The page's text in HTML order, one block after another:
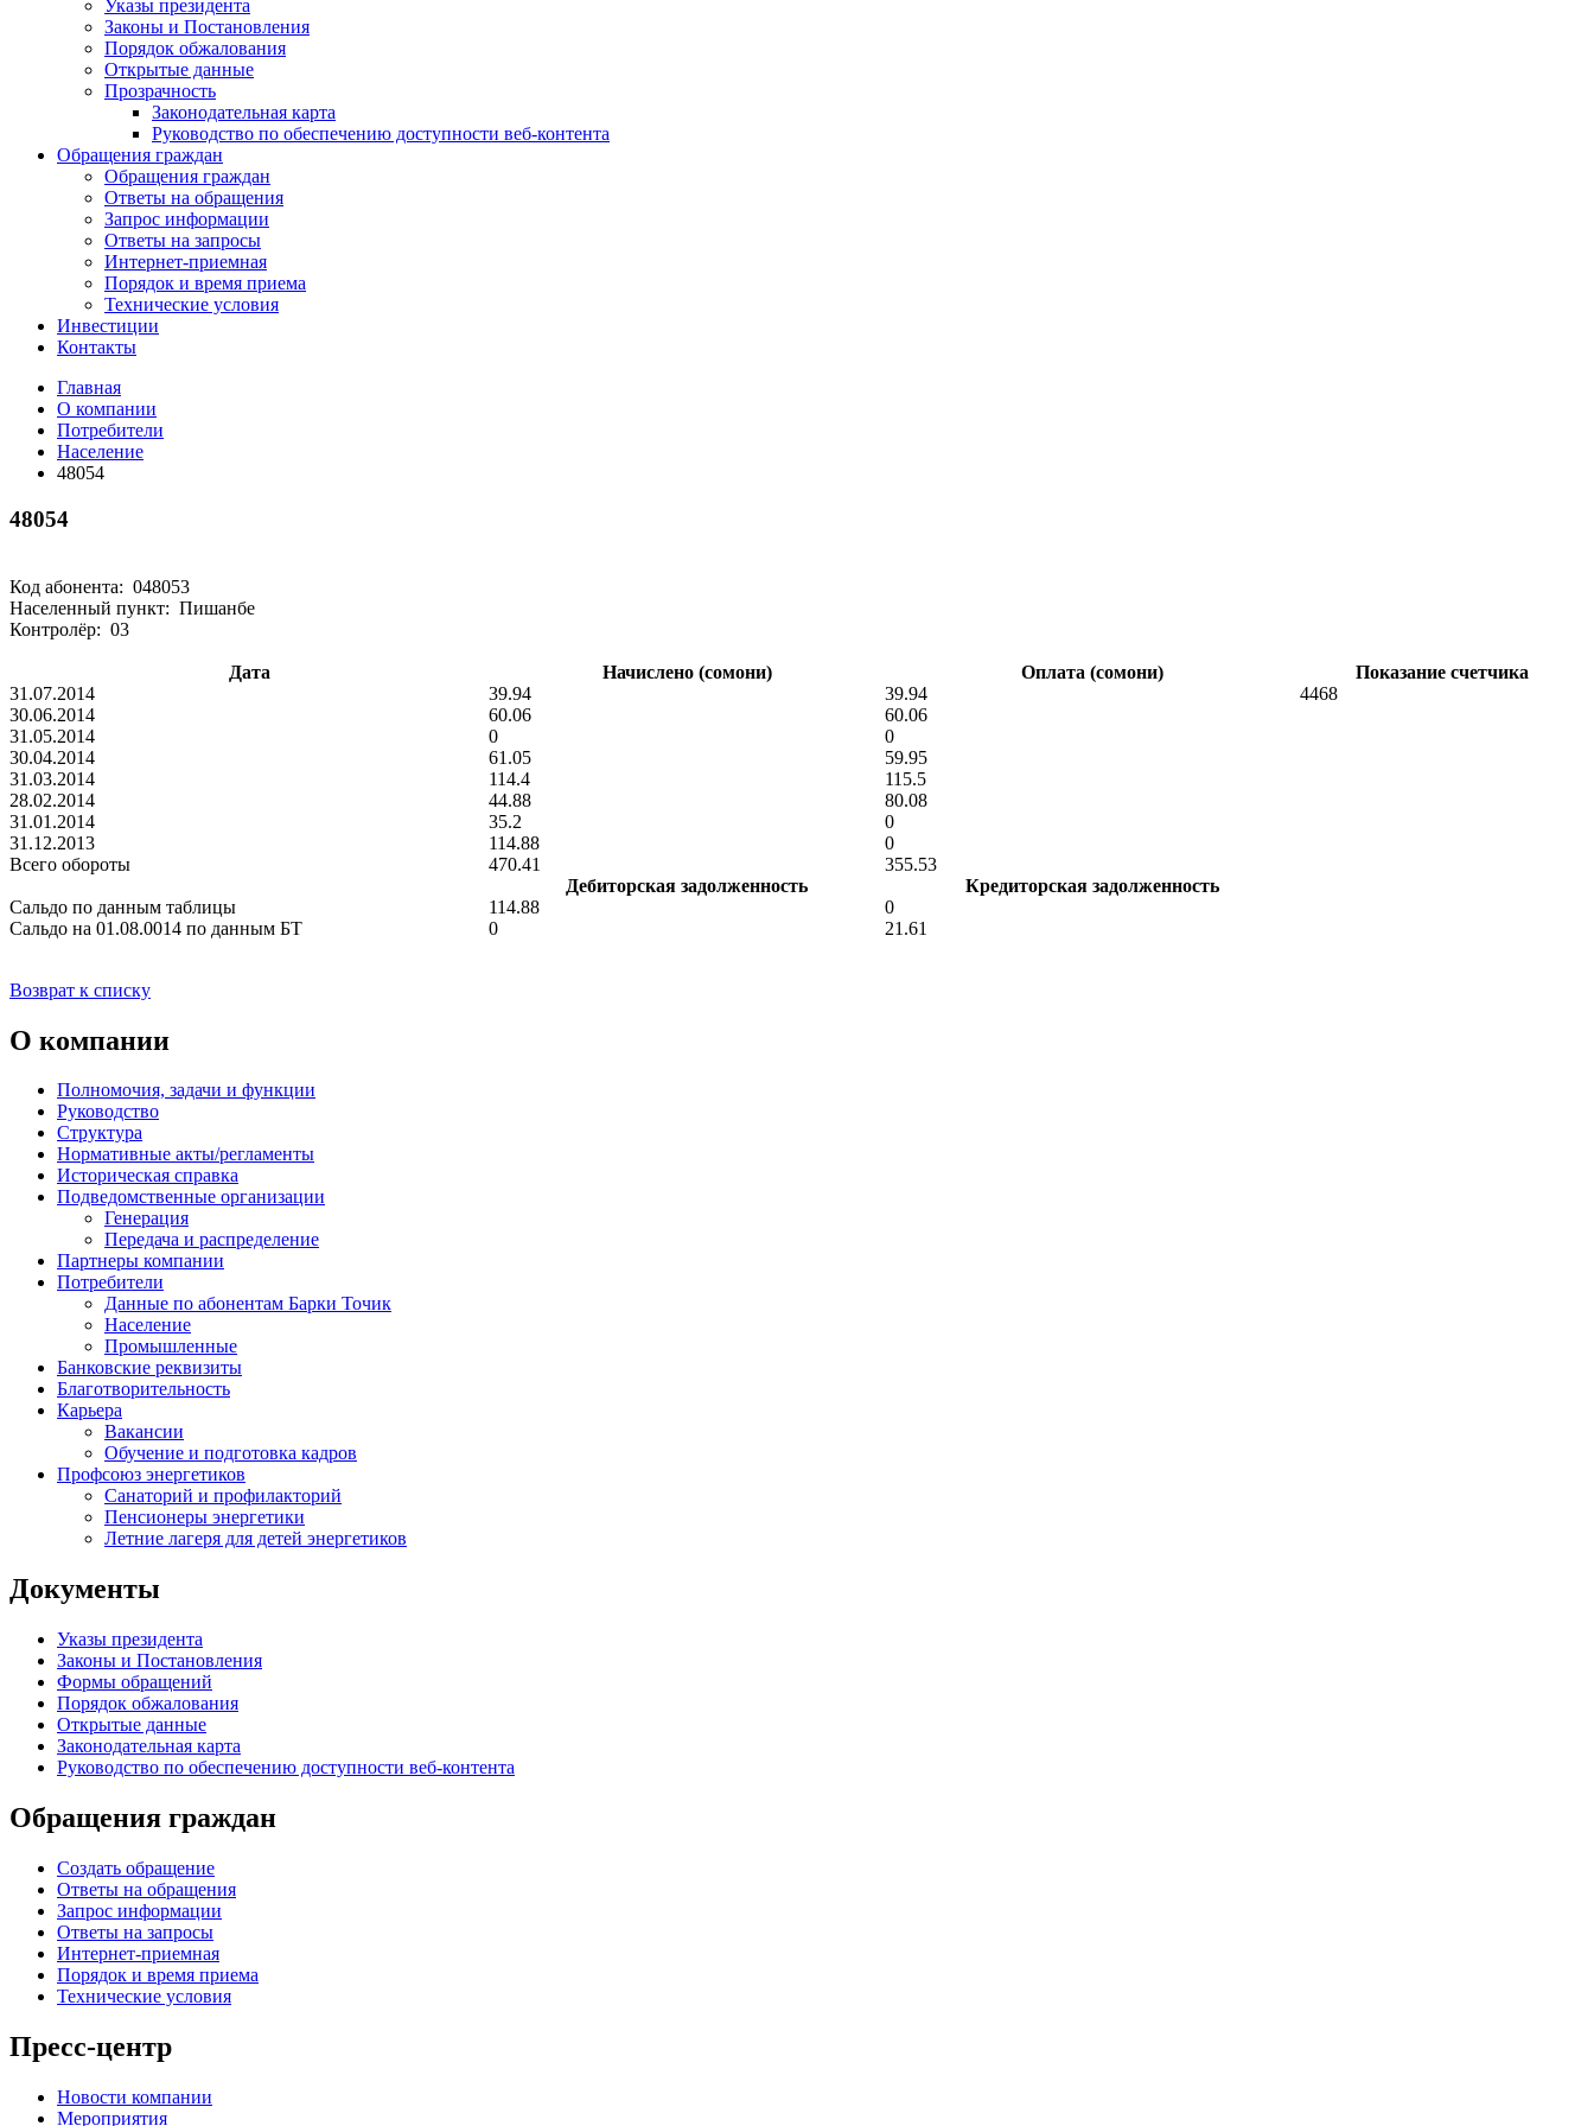
Указы президента
Законы и Постановления
Порядок обжалования
Открытые данные
Прозрачность
Законодательная карта
Руководство по обеспечению доступности веб-контента
Обращения граждан
Обращения граждан
Ответы на обращения
Запрос информации
Ответы на запросы
Интернет-приемная
Порядок и время приема
Технические условия
Инвестиции
Контакты
Главная
О компании
Потребители
Население
48054
48054
Код абонента: 048053
Населенный пункт: Пишанбе
Контролёр: 03
Дата Начислено (сомони) Оплата (сомони)
Показание счетчика
31.07.2014
39.94 39.94
4468
30.06.2014
60.06
60.06
31.05.2014
0
0
30.04.2014
61.05
59.95
31.03.2014
114.4
115.5
28.02.2014
44.88
80.08
31.01.2014
35.2
0
31.12.2013
114.88
0
Всего обороты
470.41
355.53
Дебиторская задолженность
Кредиторская задолженность
Сальдо по данным таблицы
114.88
0
Сальдо на 01.08.0014 по данным БТ
0 21.61
Возврат к списку
О компании
Полномочия, задачи и функции
Руководство
Структура
Нормативные акты/регламенты
Историческая справка
Подведомственные организации
Генерация
Передача и распределение
Партнеры компании
Потребители
Данные по абонентам Барки Точик
Население
Промышленные
Банковские реквизиты
Благотворительность
Карьера
Вакансии
Обучение и подготовка кадров
Профсоюз энергетиков
Санаторий и профилакторий
Пенсионеры энергетики
Летние лагеря для детей энергетиков
Документы
Указы президента
Законы и Постановления
Формы обращений
Порядок обжалования
Открытые данные
Законодательная карта
Руководство по обеспечению доступности веб-контента
Обращения граждан
Создать обращение
Ответы на обращения
Запрос информации
Ответы на запросы
Интернет-приемная
Порядок и время приема
Технические условия
Пресс-центр
Новости компании
Мероприятия